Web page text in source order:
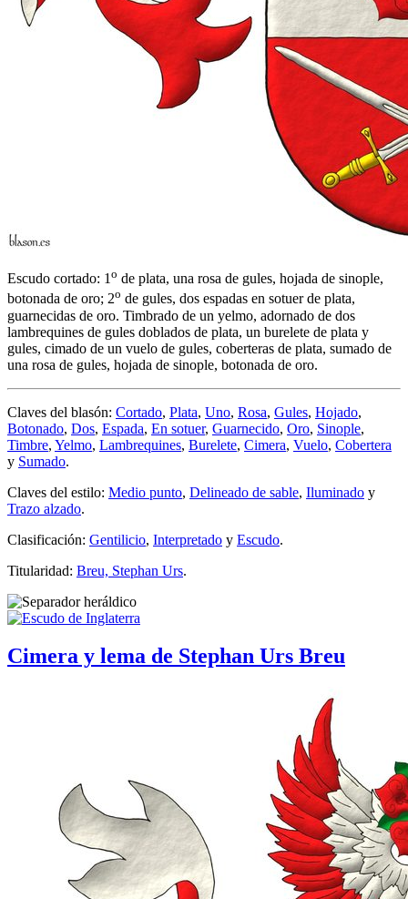
Escudo cortado: 1 o de plata, una rosa de gules, hojada de sinople,
botonada de oro; 2o de gules, dos espadas en sotuer de plata,
guarnecidas de oro. Timbrado de un yelmo, adornado de dos
lambrequines de gules doblados de plata, un burelete de plata y
gules, cimado de un vuelo de gules, coberteras de plata, sumado de
una rosa de gules, hojada de sinople, botonada de oro.
Claves del blasón: Cortado, Plata, Uno, Rosa, Gules, Hojado,
Botonado, Dos, Espada, En sotuer, Guarnecido, Oro, Sinople,
Timbre, Yelmo, Lambrequines, Burelete, Cimera, Vuelo, Cobertera
y Sumado.
Claves del estilo: Medio punto, Delineado de sable, Iluminado y
Trazo alzado.
Clasificación: Gentilicio, Interpretado y Escudo.
Titularidad: Breu, Stephan Urs.
Cimera y lema de Stephan Urs Breu